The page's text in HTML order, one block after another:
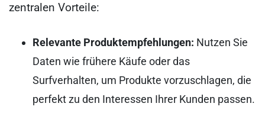
zentralen Vorteile:
Relevante Produktempfehlungen: Nutzen Sie
Daten wie frühere Käufe oder das
Surfverhalten, um Produkte vorzuschlagen, die
perfekt zu den Interessen Ihrer Kunden passen.